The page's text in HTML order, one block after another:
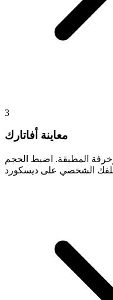
3
معاينة أفاتارك
المطبقة. اضبط الحجم